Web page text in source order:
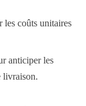
les coûts unitaires
anticiper les
livraison.